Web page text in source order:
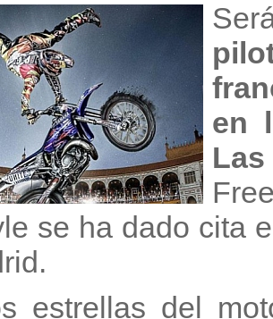
en
se ha dado cita
estrellas del